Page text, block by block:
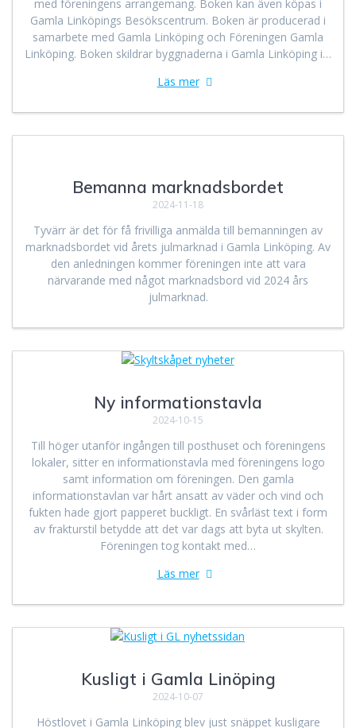
med föreningens arrangemang. Boken kan även köpas i
Gamla Linköpings Besökscentrum. Boken är producerad i
samarbete med Gamla Linköping och Föreningen Gamla
Linköping. Boken skildrar byggnaderna i Gamla Linköping i…
Läs mer
Bemanna marknadsbordet
2024-11-18
Tyvärr är det för få frivilliga anmälda till bemanningen av
marknadsbordet vid årets julmarknad i Gamla Linköping. Av
den anledningen kommer föreningen inte att vara
närvarande med något marknadsbord vid 2024 års
julmarknad.
Ny informationstavla
2024-10-15
Till höger utanför ingången till posthuset och föreningens
lokaler, sitter en informationstavla med föreningens logo
samt information om föreningen. Den gamla
informationstavlan var hårt ansatt av väder och vind och
fukten hade gjort papperet buckligt. En svårläst text i form
av frakturstil betydde att det var dags att byta ut skylten.
Föreningen tog kontakt med…
Läs mer
Kusligt i Gamla Linöping
2024-10-07
Höstlovet i Gamla Linköping blev just snäppet kusligare